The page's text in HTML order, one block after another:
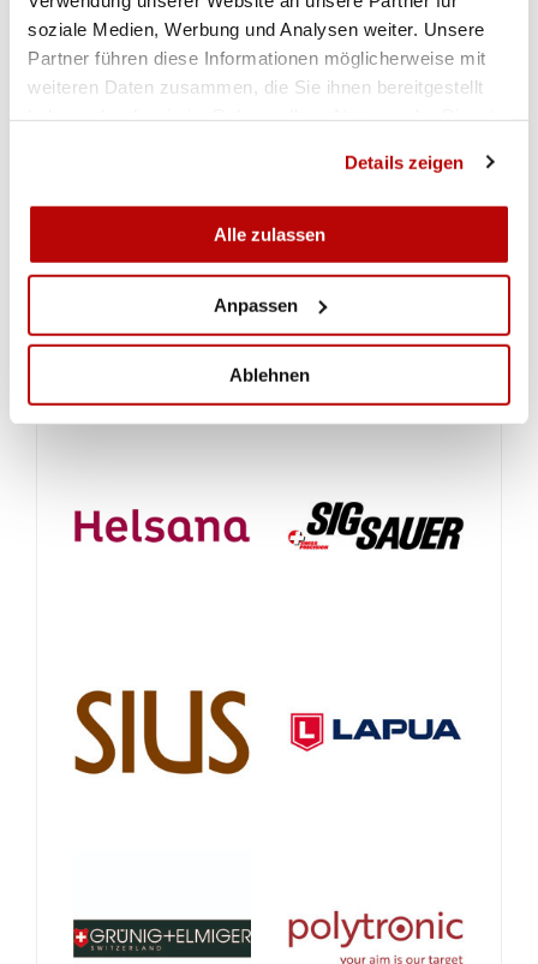
soziale Medien, Werbung und Analysen weiter. Unsere
Partner führen diese Informationen möglicherweise mit
weiteren Daten zusammen, die Sie ihnen bereitgestellt
Details zeigen
Alle zulassen
Anpassen
Ablehnen
DOWNLOADS
Zeitplan für die Schweizermeisterschaften vom 03. - 10.09.2023 in Thun
Startliste Pistole 25m und 50m